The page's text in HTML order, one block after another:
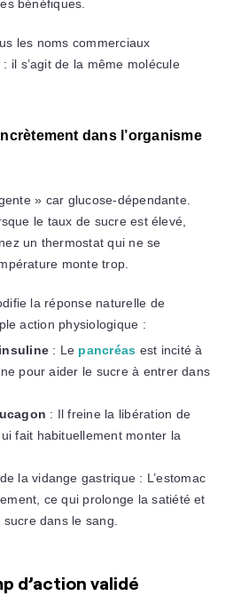
bénéfiques.
les noms commerciaux
: il s’agit de la même molécule
dans l’organisme
» car glucose-dépendante.
le taux de sucre est élevé,
un thermostat qui ne se
monte trop.
la réponse naturelle de
action physiologique :
insuline : Le pancréas est incité à
pour aider le sucre à entrer dans
: Il freine la libération de
fait habituellement monter la
la vidange gastrique : L’estomac
ce qui prolonge la satiété et
sucre dans le sang.
d’action validé